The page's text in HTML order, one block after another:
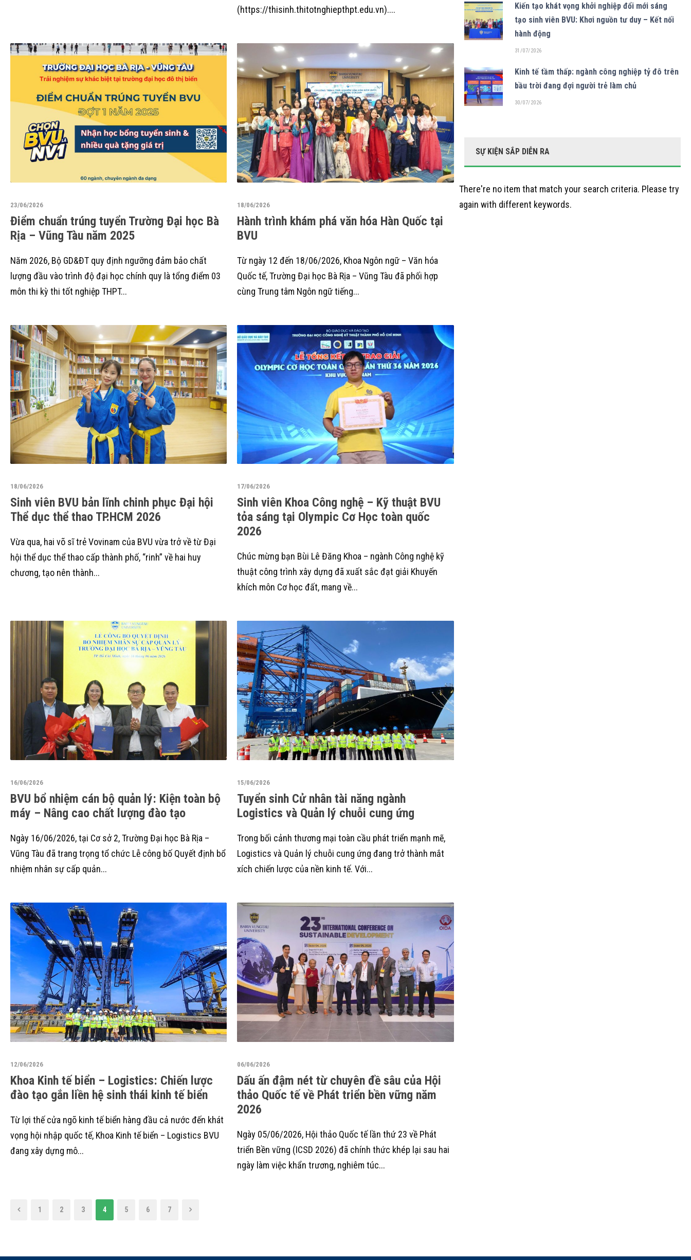
(https://thisinh.thitotnghiepthpt.edu.vn)....
23/06/2026
Điểm chuẩn trúng tuyển Trường Đại học Bà
Rịa – Vũng Tàu năm 2025
Năm 2026, Bộ GD&ĐT quy định ngưỡng đảm bảo chất
lượng đầu vào trình độ đại học chính quy là tổng điểm 03
môn thi kỳ thi tốt nghiệp THPT...
18/06/2026
Hành trình khám phá văn hóa Hàn Quốc tại
BVU
Từ ngày 12 đến 18/06/2026, Khoa Ngôn ngữ – Văn hóa
Quốc tế, Trường Đại học Bà Rịa – Vũng Tàu đã phối hợp
cùng Trung tâm Ngôn ngữ tiếng...
18/06/2026
Sinh viên BVU bản lĩnh chinh phục Đại hội
Thể dục thể thao TP.HCM 2026
Vừa qua, hai võ sĩ trẻ Vovinam của BVU vừa trở về từ Đại
hội thể dục thể thao cấp thành phố, “rinh” về hai huy
chương, tạo nên thành...
17/06/2026
Sinh viên Khoa Công nghệ – Kỹ thuật BVU
tỏa sáng tại Olympic Cơ Học toàn quốc
2026
Chúc mừng bạn Bùi Lê Đăng Khoa – ngành Công nghệ kỹ
thuật công trình xây dựng đã xuất sắc đạt giải Khuyến
khích môn Cơ học đất, mang về...
16/06/2026
BVU bổ nhiệm cán bộ quản lý: Kiện toàn bộ
máy – Nâng cao chất lượng đào tạo
Ngày 16/06/2026, tại Cơ sở 2, Trường Đại học Bà Rịa –
Vũng Tàu đã trang trọng tổ chức Lễ công bố Quyết định bổ
nhiệm nhân sự cấp quản...
15/06/2026
Tuyển sinh Cử nhân tài năng ngành
Logistics và Quản lý chuỗi cung ứng
Trong bối cảnh thương mại toàn cầu phát triển mạnh mẽ,
Logistics và Quản lý chuỗi cung ứng đang trở thành mắt
xích chiến lược của nền kinh tế. Với...
12/06/2026
Khoa Kinh tế biển – Logistics: Chiến lược
đào tạo gắn liền hệ sinh thái kinh tế biển
Từ lợi thế cửa ngõ kinh tế biển hàng đầu cả nước đến khát
vọng hội nhập quốc tế, Khoa Kinh tế biển – Logistics BVU
đang xây dựng mô...
06/06/2026
Dấu ấn đậm nét từ chuyên đề sâu của Hội
thảo Quốc tế về Phát triển bền vững năm
2026
Ngày 05/06/2026, Hội thảo Quốc tế lần thứ 23 về Phát
triển Bền vững (ICSD 2026) đã chính thức khép lại sau hai
ngày làm việc khẩn trương, nghiêm túc...
1 2 3 4 5 6 7
Kiến tạo khát vọng khởi nghiệp đổi mới sáng
tạo sinh viên BVU: Khơi nguồn tư duy – Kết nối
hành động
31/07/2026
Kinh tế tầm thấp: ngành công nghiệp tỷ đô trên
bầu trời đang đợi người trẻ làm chủ
30/07/2026
SỰ KIỆN SẮP DIỄN RA
There're no item that match your search criteria. Please try
again with different keywords.